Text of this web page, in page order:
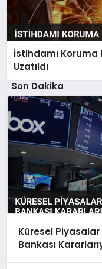
İstihdamı Koruma
Uzatıldı
Son Dakika
Küresel
Bankası